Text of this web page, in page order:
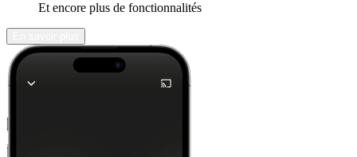
Et encore plus de fonctionnalités